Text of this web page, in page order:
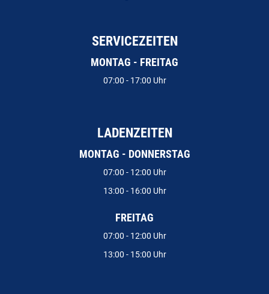
SERVICEZEITEN
MONTAG - FREITAG
07:00 - 17:00 Uhr
LADENZEITEN
MONTAG - DONNERSTAG
07:00 - 12:00 Uhr
13:00 - 16:00 Uhr
FREITAG
07:00 - 12:00 Uhr
13:00 - 15:00 Uhr